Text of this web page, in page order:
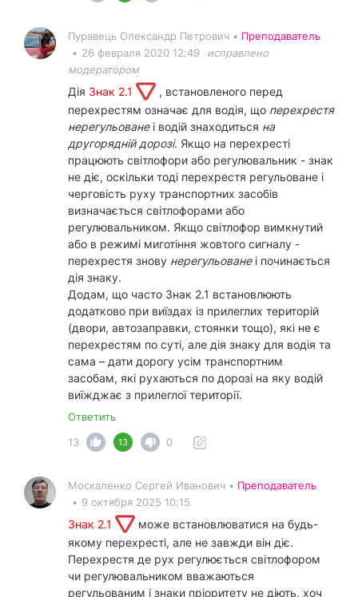
Пуравець Олександр Петрович • Преподаватель
• 26 февраля 2020 12:49
исправлено
модератором
Дія Знак 2.1
, встановленого перед
перехрестям означає для водія, що перехрестя
нерегульоване і водій знаходиться на
другорядній дорозі. Якщо на перехресті
працюють світлофори або регулювальник - знак
не діє, оскільки тоді перехрестя регульоване і
черговість руху транспортних засобів
визначається світлофорами або
регулювальником. Якщо світлофор вимкнутий
або в режимі миготіння жовтого сигналу -
перехрестя знову нерегульованеі починається
дія знаку.
Додам, що часто Знак 2.1 встановлюють
додатково при виїздах із прилеглих територій
(двори, автозаправки, стоянки тощо), які не є
перехрестям по суті, але дія знаку для водія та
сама – дати дорогу усім транспортним
засобам, які рухаються по дорозі на яку водій
виїжджає з прилеглої території.
Ответить
13
13 0
Москаленко Сергей Иванович • Преподаватель
• 9 октября 2025 10:15
Знак 2.1
може встановлюватися на будь-
якому перехресті, але не завжди він діє.
Перехрестя де рух регулюється світлофором
чи регулювальником вважаються
регульованим і знаки пріоритету не діють, хоч